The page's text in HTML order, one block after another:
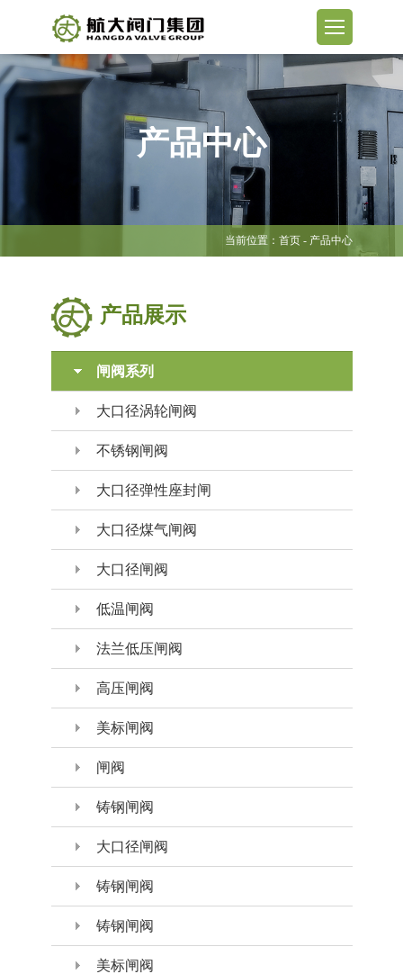
产品中心
当前位置： 首页- 产品中心
产品展示
闸阀系列
大口径涡轮闸阀
不锈钢闸阀
大口径弹性座封闸
大口径煤气闸阀
大口径闸阀
低温闸阀
法兰低压闸阀
高压闸阀
美标闸阀
闸阀
铸钢闸阀
大口径闸阀
铸钢闸阀
铸钢闸阀
美标闸阀